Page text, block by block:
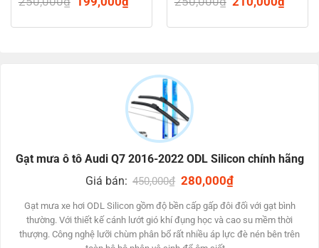
Lưỡi gạt nước ODL đc giảm đúng chuẩn mực tạo nên vết
vệ sinh dài lâu, không có dấu sở hữu công nghệ tiên tiến
phân bổ áp lực nặng nề đồng phần đa.
Cấu tạo ủ ấp đi theo mặt đường cong của kính chắn gió để
có công suất tiêu biểu vượt trội trong mỗi ĐK.
Thiết kế cánh lướt gió độc đáo cung cấp lực hướng xuống
để chùi rửa cho sạch trong ĐK khắc nghiệt
was:
is:
was:
is:
Gạt mưa ô tô Audi Q7 2016-2022 ODL Silicon chính hãng
Giá bán: 450,000₫ Original
was:
450,000₫.
280,000₫Current
is:
280,000₫.
Gạt mưa xe hơi ODL Silicon gồm độ bền cấp gấp đôi đối với gạt bình
thường. Với thiết kế cánh lướt gió khí đụng học và cao su mềm thời
thượng. Công nghệ lưỡi chùm phân bổ rất nhiều áp lực đè nén bên trên